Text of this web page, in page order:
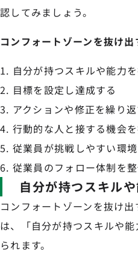
認してみましょう。
コンフォートゾーンを抜け出
自分が持つスキルや能力
目標を設定し達成する
アクションや修正を繰り
行動的な人と接する機会
従業員が挑戦しやすい環
従業員のフォロー体制を
自分が持つスキル
コンフォートゾーンを抜け
は、「自分が持つスキルや
られます。